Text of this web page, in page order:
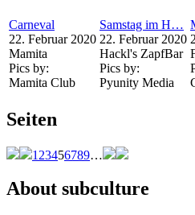
Carneval
22. Februar 2020
Mamita
Pics by:
Mamita Club
Samstag im H…
22. Februar 2020
Hackl's ZapfBar
Pics by:
Pyunity Media
Seiten
1 23456789…
About subculture